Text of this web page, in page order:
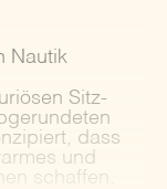
Nautik
Sitz-
dass
und
schaffen.